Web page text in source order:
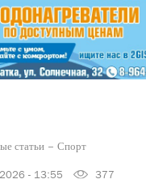
статьи Спорт
- 13:55 377